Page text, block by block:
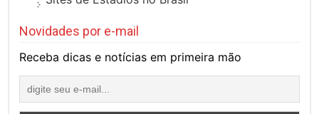
Novidades por e-mail
Receba dicas e notícias em primeira mão